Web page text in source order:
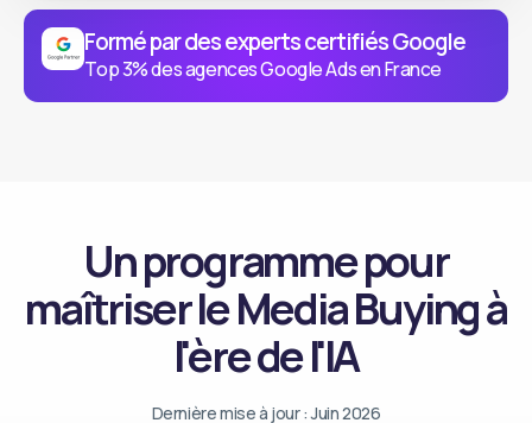
Formé par des experts certifiés Google
Top 3% des agences Google Ads en France
Un programme pour
maîtriser le Media Buying à
l'ère de l'IA
Dernière mise à jour : Juin 2026